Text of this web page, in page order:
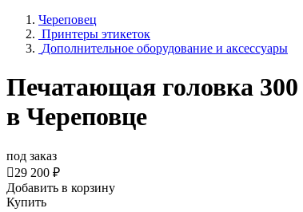
Череповец
Принтеры этикеток
Дополнительное оборудование и аксессуары
Печатающая головка
в Череповце
под заказ
29 200 ₽
Добавить в корзину
Купить